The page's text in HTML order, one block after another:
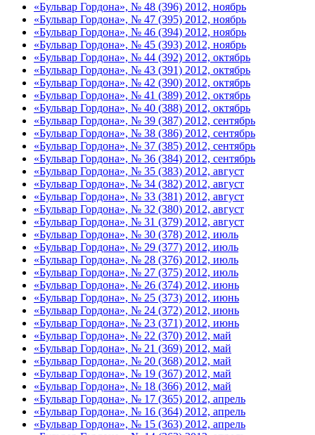
«Бульвар Гордона», № 48 (396) 2012, ноябрь
«Бульвар Гордона», № 47 (395) 2012, ноябрь
«Бульвар Гордона», № 46 (394) 2012, ноябрь
«Бульвар Гордона», № 45 (393) 2012, ноябрь
«Бульвар Гордона», № 44 (392) 2012, октябрь
«Бульвар Гордона», № 43 (391) 2012, октябрь
«Бульвар Гордона», № 42 (390) 2012, октябрь
«Бульвар Гордона», № 41 (389) 2012, октябрь
«Бульвар Гордона», № 40 (388) 2012, октябрь
«Бульвар Гордона», № 39 (387) 2012, сентябрь
«Бульвар Гордона», № 38 (386) 2012, сентябрь
«Бульвар Гордона», № 37 (385) 2012, сентябрь
«Бульвар Гордона», № 36 (384) 2012, сентябрь
«Бульвар Гордона», № 35 (383) 2012, август
«Бульвар Гордона», № 34 (382) 2012, август
«Бульвар Гордона», № 33 (381) 2012, август
«Бульвар Гордона», № 32 (380) 2012, август
«Бульвар Гордона», № 31 (379) 2012, август
«Бульвар Гордона», № 30 (378) 2012, июль
«Бульвар Гордона», № 29 (377) 2012, июль
«Бульвар Гордона», № 28 (376) 2012, июль
«Бульвар Гордона», № 27 (375) 2012, июль
«Бульвар Гордона», № 26 (374) 2012, июнь
«Бульвар Гордона», № 25 (373) 2012, июнь
«Бульвар Гордона», № 24 (372) 2012, июнь
«Бульвар Гордона», № 23 (371) 2012, июнь
«Бульвар Гордона», № 22 (370) 2012, май
«Бульвар Гордона», № 21 (369) 2012, май
«Бульвар Гордона», № 20 (368) 2012, май
«Бульвар Гордона», № 19 (367) 2012, май
«Бульвар Гордона», № 18 (366) 2012, май
«Бульвар Гордона», № 17 (365) 2012, апрель
«Бульвар Гордона», № 16 (364) 2012, апрель
«Бульвар Гордона», № 15 (363) 2012, апрель